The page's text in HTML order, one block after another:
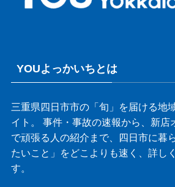
YOUよっかいちとは
三重県四日市市の「旬」を届ける地
イト。 事件・事故の速報から、新店
で頑張る人の紹介まで、四日市に暮
たいこと」をどこよりも速く、詳し
す。